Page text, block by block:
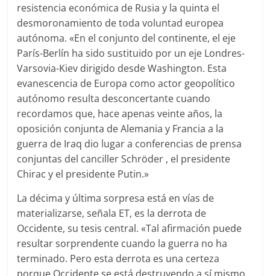
resistencia económica de Rusia y la quinta el
desmoronamiento de toda voluntad europea
autónoma. «En el conjunto del continente, el eje
París-Berlín ha sido sustituido por un eje Londres-
Varsovia-Kiev dirigido desde Washington. Esta
evanescencia de Europa como actor geopolítico
autónomo resulta desconcertante cuando
recordamos que, hace apenas veinte años, la
oposición conjunta de Alemania y Francia a la
guerra de Iraq dio lugar a conferencias de prensa
conjuntas del canciller Schröder , el presidente
Chirac y el presidente Putin.»
La décima y última sorpresa está en vías de
materializarse, señala ET, es la derrota de
Occidente, su tesis central. «Tal afirmación puede
resultar sorprendente cuando la guerra no ha
terminado. Pero esta derrota es una certeza